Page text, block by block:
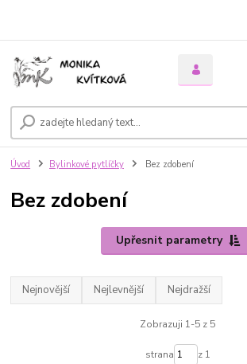
Úvod Bylinkové pytlíčky Bez zdobení
Bez zdobení
Upřesnit parametry
Nejnovější Nejlevnější Nejdražší
Zobrazuji 1-5 z 5
strana z 1